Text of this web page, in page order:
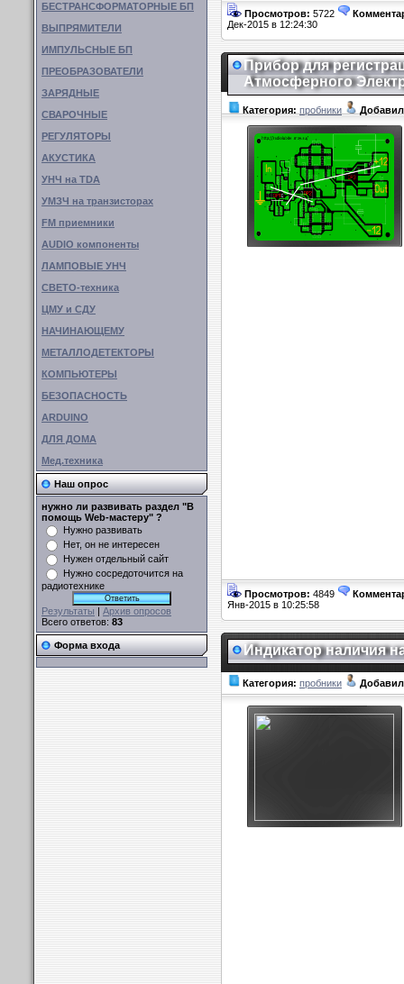
БЕСТРАНСФОРМАТОРНЫЕ БП
ВЫПРЯМИТЕЛИ
ИМПУЛЬСНЫЕ БП
ПРЕОБРАЗОВАТЕЛИ
ЗАРЯДНЫЕ
СВАРОЧНЫЕ
РЕГУЛЯТОРЫ
АКУСТИКА
УНЧ на TDA
УМЗЧ на транзисторах
FM приемники
AUDIO компоненты
ЛАМПОВЫЕ УНЧ
СВЕТО-техника
ЦМУ и СДУ
НАЧИНАЮЩЕМУ
МЕТАЛЛОДЕТЕКТОРЫ
КОМПЬЮТЕРЫ
БЕЗОПАСНОСТЬ
ARDUINO
ДЛЯ ДОМА
Мед.техника
Наш опрос
нужно ли развивать раздел "В
помощь Web-мастеру" ?
Нужно развивать
Нет, он не интересен
Нужен отдельный сайт
Нужно сосредоточится на
радиотехнике
Результаты | Архив опросов
Всего ответов: 83
Форма входа
Просмотров: 5722
Дек-2015 в 12:24:30
Прибор для
Атмосферного
Категория: пробники
Просмотров: 4849
Янв-2015 в 10:25:58
Индикатор наличия
Категория: пробники